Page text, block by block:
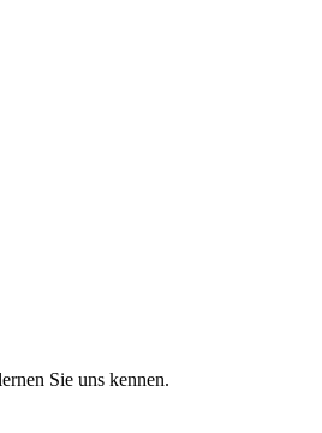
Sie uns kennen.